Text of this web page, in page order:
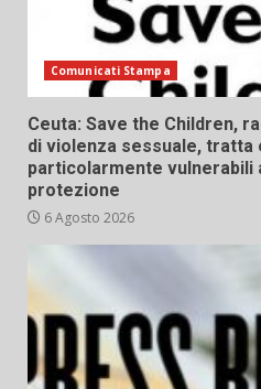
Comunicati Stampa
Ceuta: Save the Children,
di violenza sessuale,
particolarmente vulnerabili
protezione
6 Agosto 2026